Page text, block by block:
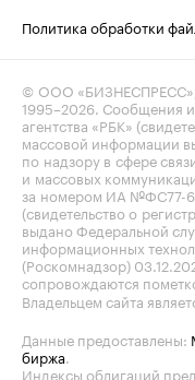
Политика обработки
© ООО
1995–2026 . Сообщения
агентства «РБК»
массовой информации
по надзору в сфере
и массовых
за номером ИА №ФС77-
(свидетельство о
выдано Федеральной
информационных
(Роскомнадзор)
сопровождаются
Владельцем сайта
Данные предоставлены:
биржа
Индексы облигаций